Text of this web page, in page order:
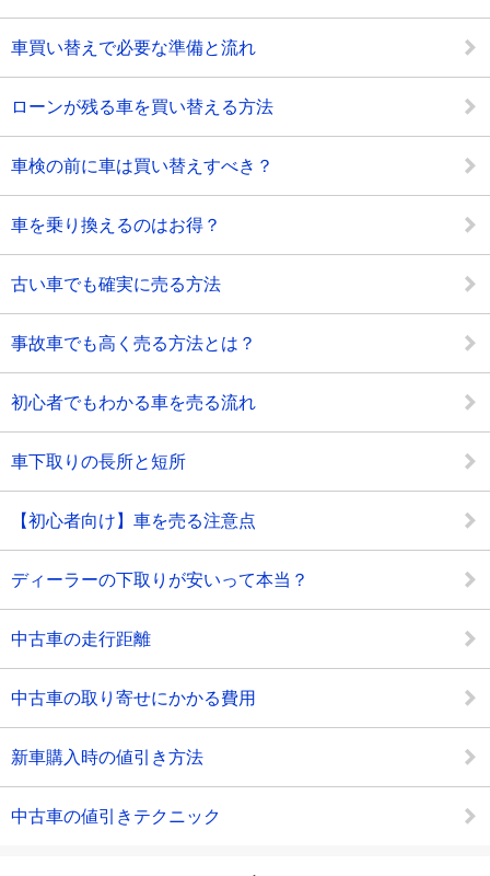
車買い替えで必要な準備と流れ
ローンが残る車を買い替える方法
車検の前に車は買い替えすべき？
車を乗り換えるのはお得？
古い車でも確実に売る方法
事故車でも高く売る方法とは？
初心者でもわかる車を売る流れ
車下取りの長所と短所
【初心者向け】車を売る注意点
ディーラーの下取りが安いって本当？
中古車の走行距離
中古車の取り寄せにかかる費用
新車購入時の値引き方法
中古車の値引きテクニック